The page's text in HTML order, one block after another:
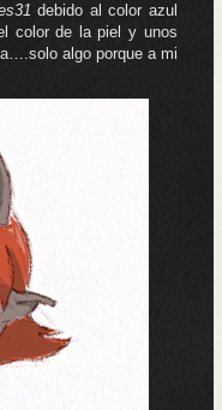
debido al color azul
color de la piel y unos
algo porque a mi